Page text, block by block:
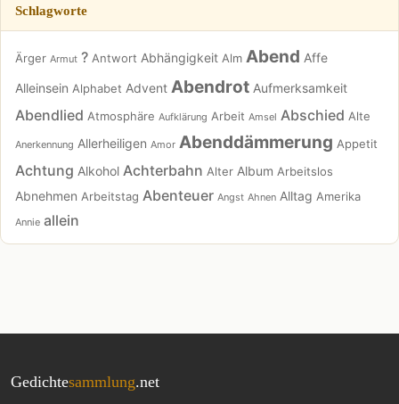
Schlagworte
Ärger Armut ? Antwort Abhängigkeit Alm Abend Affe
Alleinsein Alphabet Advent Abendrot Aufmerksamkeit
Abendlied Atmosphäre Aufklärung Arbeit Amsel Abschied Alte
Anerkennung Allerheiligen Amor Abenddämmerung Appetit
Achtung Alkohol Achterbahn Alter Album Arbeitslos
Abnehmen Arbeitstag Abenteuer Angst Ahnen Alltag Amerika
Annie allein
Gedichtesammlung.net